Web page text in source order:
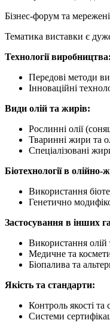
Бізнес-форум та
Тематика виставки є
Технології виробництва:
Передові методи
Інноваційні
Види олій та жирів:
Рослинні олії
Тваринні жири та
Спеціалізовані
Біотехнології в олійно-
Використання
Генетично
Застосування в інших
Використання олій
Медичне та
Біопалива та
Якість та стандарти:
Контроль якості
Системи